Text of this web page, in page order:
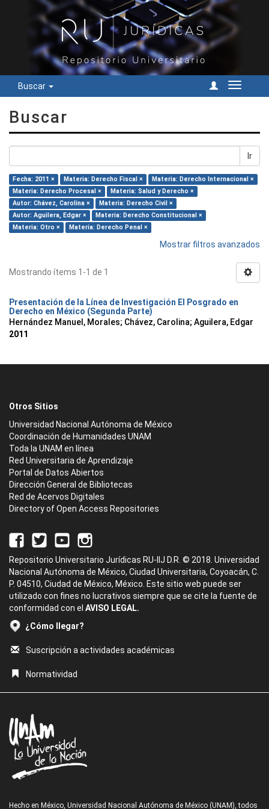
Buscar
Cambiar
Buscar
Ir
Fecha: 2011 × Materia: Derecho Fiscal ×
Materia: Derecho Internacional ×
Materia: Derecho Procesal ×
Materia: Salud y Derecho ×
Autor: Chávez, Carolina ×
Materia: Derecho Civil ×
Autor: Aguilera, Edgar ×
Materia: Derecho Constitucional ×
Materia: Otro ×
Materia: Derecho Penal ×
Mostrar filtros avanzados
Mostrando ítems 1-1 de 1
Presentación de la Línea de Investigación El Posgrado en
Derecho en México (Segunda Parte)
Hernández Manuel, Morales; Chávez, Carolina; Aguilera, Edgar
2011
Otros Sitios
Universidad Nacional Autónoma de México
Coordinación de Humanidades UNAM
Toda la UNAM en línea
Red Universitaria de Aprendizaje
Portal de Datos Abiertos
Dirección General de Bibliotecas
Red de Acervos Digitales
Directory of Open Access Repositories
Repositorio Universitario Jurídicas RU-IIJ D.R. © 2018. Universidad
Nacional Autónoma de México, Ciudad Universitaria, Coyoacán, C.
P. 04510, Ciudad de México, México. Este sitio web puede ser
utilizado con fines no lucrativos siempre que se cite la fuente de
conformidad con el AVISO LEGAL.
¿Cómo llegar?
Suscripción a actividades académicas
Normatividad
Hecho en México, Universidad Nacional Autónoma de México (UNAM), todos